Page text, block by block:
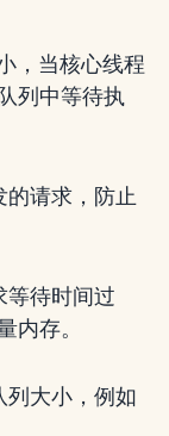
，当核心线程
列中等待执
的请求，防止
等待时间过
内存。
列大小，例如